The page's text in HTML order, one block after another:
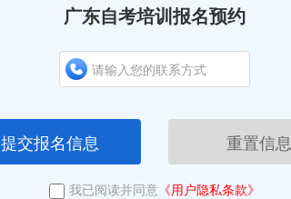
广东自考培训报名预约
提交报名信息 重置信息
我已阅读并同意 《用户隐私条款》